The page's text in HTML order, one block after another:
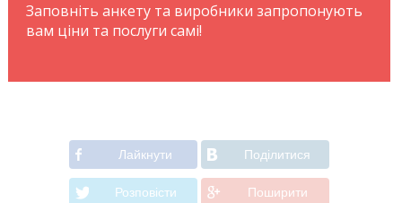
Заповніть анкету та виробники запропонують
вам ціни та послуги самі!
Лайкнути Подiлитися
Розповiсти Поширити